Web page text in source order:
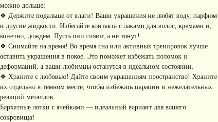
можно дольше:
❖ Держите подальше от влаги! Ваши украшения не любят воду, парфюм
и другие жидкости. Избегайте контакта с лаками для волос, кремами и,
конечно, дождем. Пусть они сияют, а не тонут!
❖ Снимайте на время! Во время сна или активных тренировок лучше
оставить украшения в покое. Это поможет избежать поломок и
деформаций, а ваши любимцы останутся в идеальном состоянии.
❖ Храните с любовью! Дайте своим украшениям пространство! Храните
их отдельно в темном месте, чтобы избежать царапин и нежелательных
реакций металлов.
Бархатные лотки с ячейками — идеальный вариант для вашего
сокровища!
• Доставка и оплата
• Рекомендации
• Новости
• Упаковка
• Об IDARI
• Главная
• Каталог
idari.brand@mail.ru
+ 7 (916) 958-00-78
КОНТАКТЫ
РАЗДЕЛЫ ИНТЕРНЕТ-
МАГАЗИНА